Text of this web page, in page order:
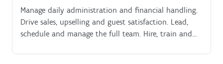
Manage daily administration and financial handling.
Drive sales, upselling and guest satisfaction. Lead,
schedule and manage the full team. Hire, train and